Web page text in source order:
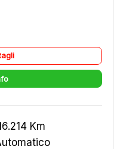
Km